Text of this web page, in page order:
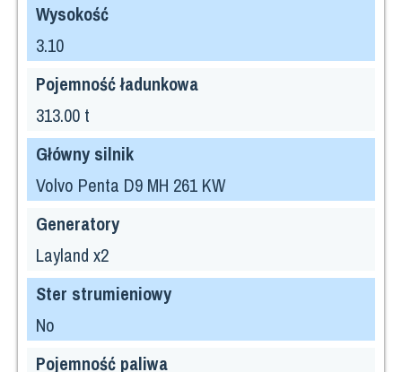
Wysokość
3.10
Pojemność ładunkowa
313.00 t
Główny silnik
Volvo Penta D9 MH 261 KW
Generatory
Layland x2
Ster strumieniowy
No
Pojemność paliwa